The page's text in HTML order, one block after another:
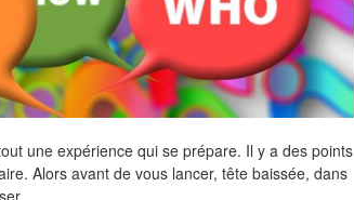
une expérience qui se prépare. Il y a des points
Alors avant de vous lancer, tête baissée, dans